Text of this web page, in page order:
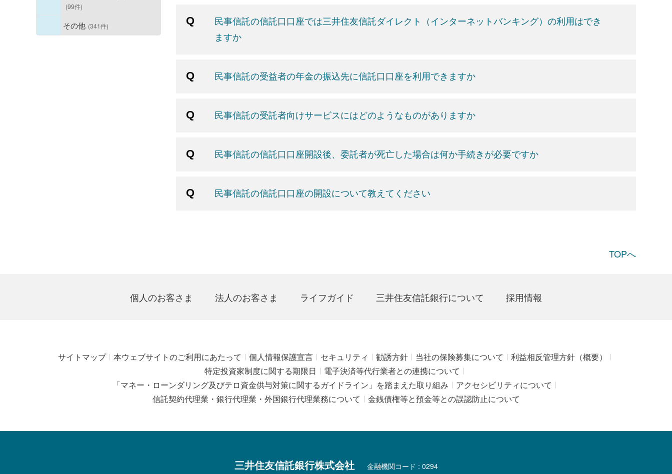
(99件)
その他 (341件)
民事信託の信託口口座では三井住友信託ダイレクト（インターネットバンキング）の利用はでき
ますか
民事信託の受益者の年金の振込先に信託口口座を利用できますか
民事信託の受託者向けサービスにはどのようなものがありますか
民事信託の信託口口座開設後、委託者が死亡した場合は何か手続きが必要ですか
民事信託の信託口口座の開設について教えてください
TOPへ
個人のお客さま 法人のお客さま ライフガイド 三井住友信託銀行について 採用情報
サイトマップ 本ウェブサイトのご利用にあたって 個人情報保護宣言 セキュリティ 勧誘方針 当社の保険募集について
利益相反管理方針（概要）
特定投資家制度に関する期限日
電子決済等代行業者との連携について
「マネー・ローンダリング及びテロ資金供与対策に関するガイドライン」を踏まえた取り組み
アクセシビリティについて
信託契約代理業・銀行代理業・外国銀行代理業務について
金銭債権等と預金等との誤認防止について
三井住友信託銀行株式会社 金融機関コード : 0294